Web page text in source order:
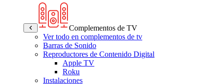
Complementos de TV
Ver todo en complementos de tv
Barras de Sonido
Reproductores de Contenido Digital
Apple TV
Roku
Instalaciones